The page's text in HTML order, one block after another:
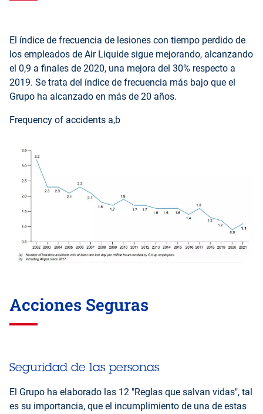
El índice de frecuencia de lesiones con tiempo perdido de
los empleados de Air Liquide sigue mejorando, alcanzando
el 0,9 a finales de 2020, una mejora del 30% respecto a
2019. Se trata del índice de frecuencia más bajo que el
Grupo ha alcanzado en más de 20 años.
Frequency of accidents a,b
Acciones Seguras
Seguridad de las personas
El Grupo ha elaborado las 12 "Reglas que salvan vidas", tal
es su importancia, que el incumplimiento de una de estas